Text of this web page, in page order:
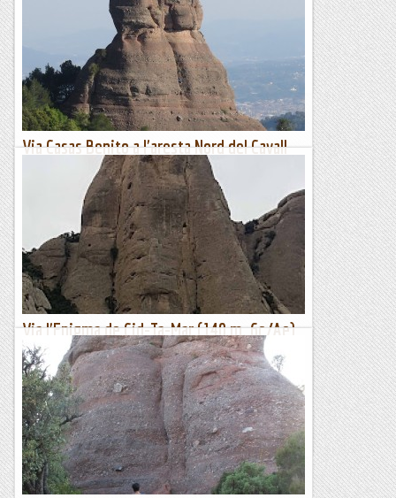
Dijous 26 de novembre de 2020Foto extreta del blog: Blog
de muntanya https://jralsina.blogspot.com/2019/03/sortida-
fotografica-als-mollons.htmlEls Mollons va ser una de...
El col·leccionista de vies
Via Casas Benito a l'aresta Nord del Cavall
Bernat de Sant Llorenç del Munt. La Mola.
16-09-2020.
Cara Nord-oest del Burret ( Cavall Bernat )
Quan encara no érem confinats, una tarda de setembre...
Jaumegrimp 2
Via l'Enigma de Cid-Ta-Mar (140 m. 6c/Ae)
al Cavall Bernat (Montserrat)
Escalar el Cavall Bernat sempre és una delícia, i fer-ho per un
itinerari poc freqüentat encara més. Aquest cop la via
escollida ha estat l'Enigma de Cid-Ta-Mar, un...
Classic climber